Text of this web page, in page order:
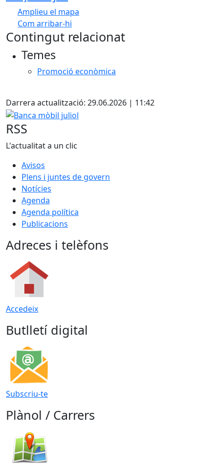
Amplieu el mapa
Com arribar-hi
+
Contingut relacionat
Temes
Promoció econòmica
Darrera actualització: 29.06.2026 | 11:42
Banca mòbil juliol
RSS
L'actualitat a un clic
Avisos
Plens i juntes de govern
Notícies
Agenda
Agenda política
Publicacions
Adreces i telèfons
Accedeix
Butlletí digital
Subscriu-te
Plànol / Carrers